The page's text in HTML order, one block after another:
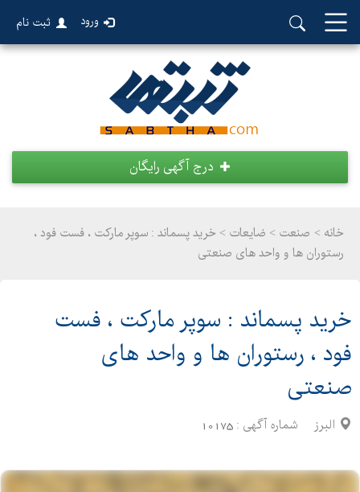
ورود ثبت نام
درج آگهی رایگان
خانه > صنعت > ضایعات > خرید پسماند : سوپر مارکت ، فست فود ،
رستوران ها و واحد های صنعتی
خرید پسماند : سوپر مارکت ، فست
فود ، رستوران ها و واحد های
صنعتی
البرز شماره آگهی : 10175